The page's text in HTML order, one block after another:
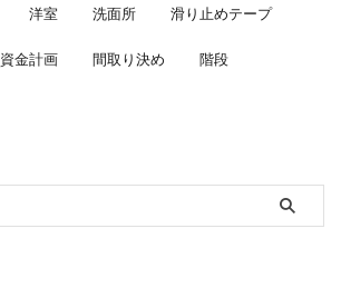
洋室 洗面所 滑り止めテープ
資金計画 間取り決め 階段